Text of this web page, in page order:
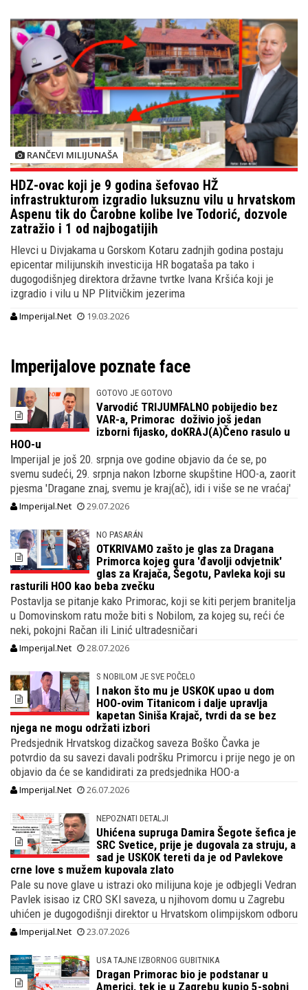
RANČEVI MILIJUNAŠA
HDZ-ovac koji je 9 godina šefovao HŽ
infrastrukturom izgradio luksuznu vilu u hrvatskom
Aspenu tik do Čarobne kolibe Ive Todorić, dozvole
zatražio i 1 od najbogatijih
Hlevci u Divjakama u Gorskom Kotaru zadnjih godina postaju
epicentar milijunskih investicija HR bogataša pa tako i
dugogodišnjeg direktora državne tvrtke Ivana Kršića koji je
izgradio i vilu u NP Plitvičkim jezerima
Imperijal.Net 19.03.2026
Imperijalove poznate face
GOTOVO JE GOTOVO
Varvodić TRIJUMFALNO pobijedio bez
VAR-a, Primorac doživio još jedan
izborni fijasko, doKRAJ(A)Čeno rasulo u
HOO-u
Imperijal je još 20. srpnja ove godine objavio da će se, po
svemu sudeći, 29. srpnja nakon Izborne skupštine HOO-a, zaorit
pjesma 'Dragane znaj, svemu je kraj(ač), idi i više se ne vraćaj'
Imperijal.Net 29.07.2026
NO PASARÁN
OTKRIVAMO zašto je glas za Dragana
Primorca kojeg gura 'đavolji odvjetnik'
glas za Krajača, Šegotu, Pavleka koji su
rasturili HOO kao beba zvečku
Postavlja se pitanje kako Primorac, koji se kiti perjem branitelja
u Domovinskom ratu može biti s Nobilom, za kojeg su, reći će
neki, pokojni Račan ili Linić ultradesničari
Imperijal.Net 28.07.2026
S NOBILOM JE SVE POČELO
I nakon što mu je USKOK upao u dom
HOO-ovim Titanicom i dalje upravlja
kapetan Siniša Krajač, tvrdi da se bez
njega ne mogu održati izbori
Predsjednik Hrvatskog dizačkog saveza Boško Čavka je
potvrdio da su savezi davali podršku Primorcu i prije nego je on
objavio da će se kandidirati za predsjednika HOO-a
Imperijal.Net 26.07.2026
NEPOZNATI DETALJI
Uhićena supruga Damira Šegote šefica je
SRC Svetice, prije je dugovala za struju, a
sad je USKOK tereti da je od Pavlekove
crne love s mužem kupovala zlato
Pale su nove glave u istrazi oko milijuna koje je odbjegli Vedran
Pavlek isisao iz CRO SKI saveza, u njihovom domu u Zagrebu
uhićen je dugogodišnji direktor u Hrvatskom olimpijskom odboru
Imperijal.Net 23.07.2026
USA TAJNE IZBORNOG GUBITNIKA
Dragan Primorac bio je podstanar u
Americi, tek je u Zagrebu kupio 5-sobni